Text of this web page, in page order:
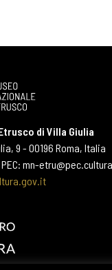
di Villa Giulia
9 - 00196 Roma, Italia
mn-